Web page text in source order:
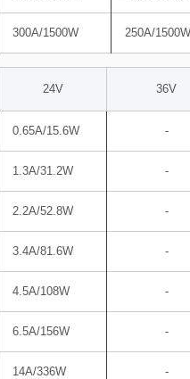
300A/1500W 250A/1500W
24V 36V
0.65A/15.6W -
1.3A/31.2W -
2.2A/52.8W -
3.4A/81.6W -
4.5A/108W -
6.5A/156W -
14A/336W -